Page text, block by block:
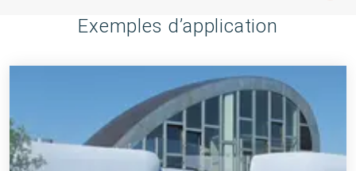
Exemples d’application